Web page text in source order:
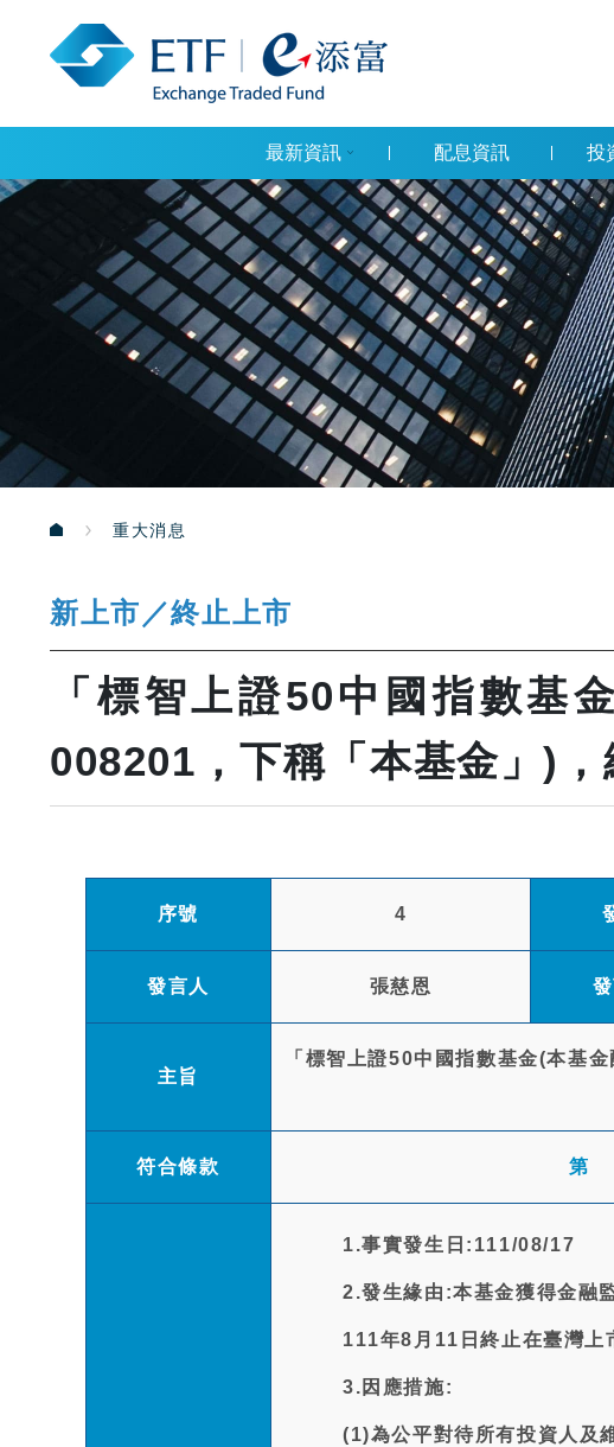
最新資訊 配息資訊 投
重大消息
新上市／終止上市
「標智上證50中國指數基
008201，下稱「本基金」)，
序號 4
發言人 張慈恩
主旨
「標智上證50中國指數基金(本基
符合條款 第
1.事實發生日:111/08/17
2.發生緣由:本基金獲得金融
111年8月11日終止在臺灣上
3.因應措施:
(1)為公平對待所有投資人及